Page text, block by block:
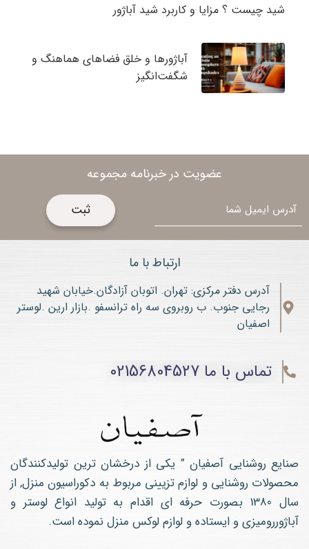
شید چیست ؟ مزایا و کاربرد شید آباژور
آباژورها و خلق فضاهای هماهنگ و
شگفت‌انگیز
عضویت در خبرنامه مجموعه
ایمیل
ارتباط با ما
آدرس دفتر مرکزی: تهران. اتوبان آزادگان.خیابان شهید
رجایی جنوب. ب روبروی سه راه ترانسفو .بازار ارین .لوستر
اصفیان
تماس با ما 02156804527
صنایع روشنایی آصفیان ” یکی از درخشان ترین تولیدکنندگان
محصولات روشنایی و لوازم تزیینی مربوط به دکوراسیون منزل, از
سال 1380 بصورت حرفه ای اقدام به تولید انواع لوستر و
آباژوررومیزی و ایستاده و لوازم لوکس منزل نموده است.